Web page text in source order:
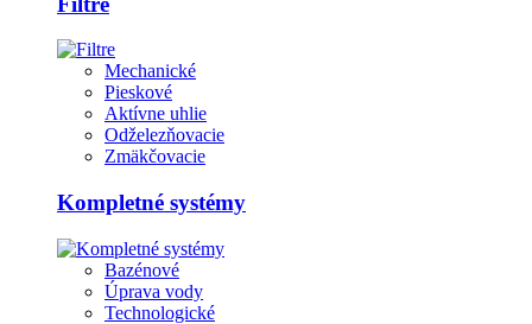
Mechanické
Pieskové
Aktívne uhlie
Odželezňovacie
Zmäkčovacie
Kompletné systémy
Bazénové
Úprava vody
Technologické